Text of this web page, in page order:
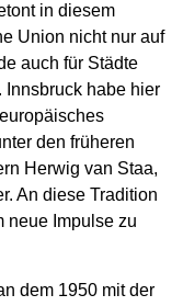
in diesem
Union nicht nur auf
auch für Städte
Innsbruck habe hier
den früheren
Herwig van Staa,
An diese Tradition
neue Impulse zu
dem 1950 mit der